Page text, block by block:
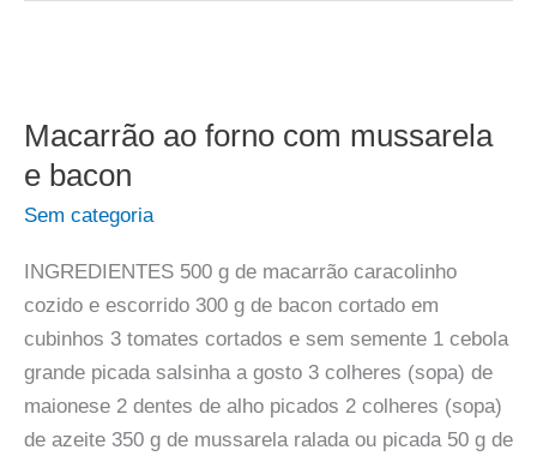
Macarrão ao forno com mussarela
e bacon
Sem categoria
INGREDIENTES 500 g de macarrão caracolinho
cozido e escorrido 300 g de bacon cortado em
cubinhos 3 tomates cortados e sem semente 1 cebola
grande picada salsinha a gosto 3 colheres (sopa) de
maionese 2 dentes de alho picados 2 colheres (sopa)
de azeite 350 g de mussarela ralada ou picada 50 g de